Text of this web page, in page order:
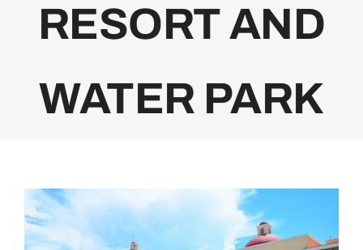
Tutoriales
RESORT AND
WATER PARK